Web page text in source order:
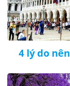
4 lý do